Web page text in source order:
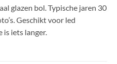
glazen bol. Typische jaren 30
Geschikt voor led
iets langer.